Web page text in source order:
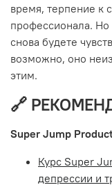
время, терпение к
профессионала.
снова будете
возможно, оно
этим.
🔗
Super Jump
Курс Super
депрессии и